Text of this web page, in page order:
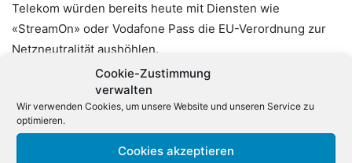
Cookie-Zustimmung
verwalten
Wir verwenden Cookies, um unsere Website und unseren Service zu
optimieren.
Cookies akzeptieren
Telekom würden bereits heute mit Diensten wie
«StreamOn» oder Vodafone Pass die EU-Verordnung zur
Netzneutralität aushöhlen.
Bei diesen Tarifen werden bestimmte Musik- oder Video-
Dienste nicht auf das Datenvolumen angerechnet. «Diese
Daten werden bevorzugt, alle anderen werden
benachteiligt. Das ist ganz klar eine Verletzung der